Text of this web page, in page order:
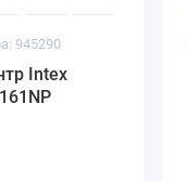
945290
Intex